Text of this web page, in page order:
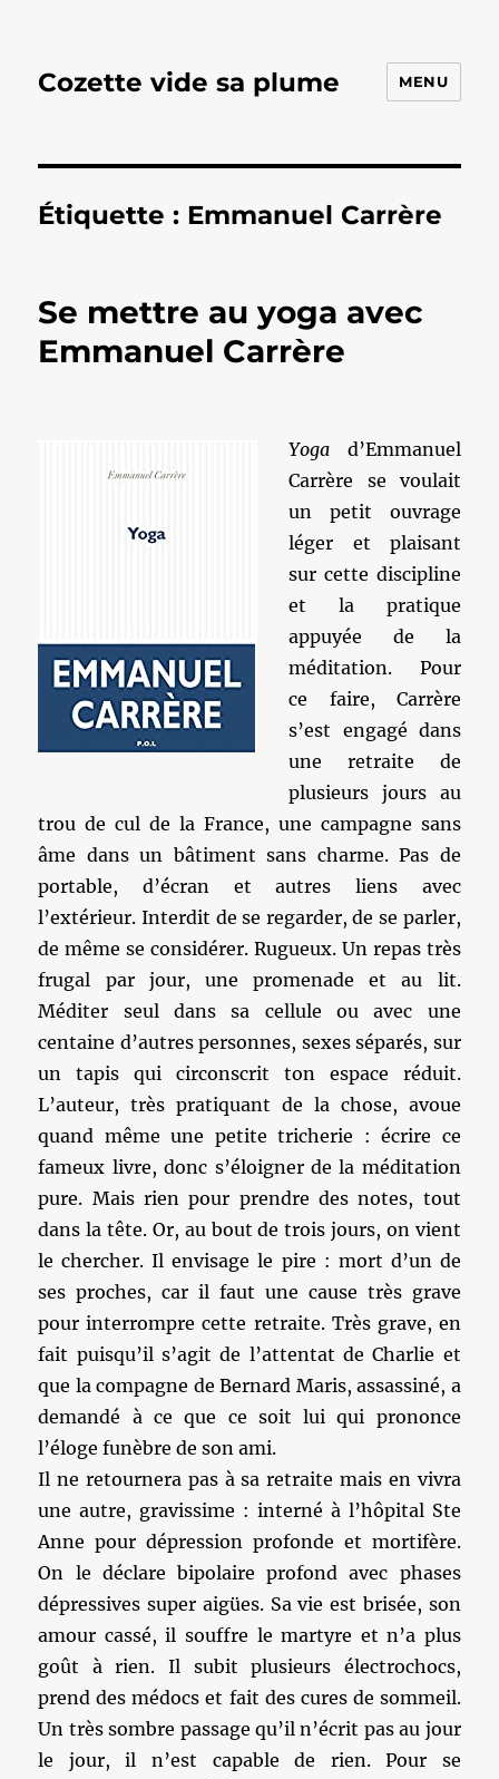
Cozette vide sa plume MENU
Étiquette : Emmanuel Carrère
Se mettre au yoga avec
Emmanuel Carrère
Yoga d’Emmanuel
Carrère se voulait
un petit ouvrage
léger et plaisant
sur cette discipline
et la pratique
appuyée de la
méditation. Pour
ce faire, Carrère
s’est engagé dans
une retraite de
plusieurs jours au
trou de cul de la France, une campagne sans
âme dans un bâtiment sans charme. Pas de
portable, d’écran et autres liens avec
l’extérieur. Interdit de se regarder, de se parler,
de même se considérer. Rugueux. Un repas très
frugal par jour, une promenade et au lit.
Méditer seul dans sa cellule ou avec une
centaine d’autres personnes, sexes séparés, sur
un tapis qui circonscrit ton espace réduit.
L’auteur, très pratiquant de la chose, avoue
quand même une petite tricherie : écrire ce
fameux livre, donc s’éloigner de la méditation
pure. Mais rien pour prendre des notes, tout
dans la tête. Or, au bout de trois jours, on vient
le chercher. Il envisage le pire : mort d’un de
ses proches, car il faut une cause très grave
pour interrompre cette retraite. Très grave, en
fait puisqu’il s’agit de l’attentat de Charlie et
que la compagne de Bernard Maris, assassiné, a
demandé à ce que ce soit lui qui prononce
l’éloge funèbre de son ami.
Il ne retournera pas à sa retraite mais en vivra
une autre, gravissime : interné à l’hôpital Ste
Anne pour dépression profonde et mortifère.
On le déclare bipolaire profond avec phases
dépressives super aigües. Sa vie est brisée, son
amour cassé, il souffre le martyre et n’a plus
goût à rien. Il subit plusieurs électrochocs,
prend des médocs et fait des cures de sommeil.
Un très sombre passage qu’il n’écrit pas au jour
le jour, il n’est capable de rien. Pour se